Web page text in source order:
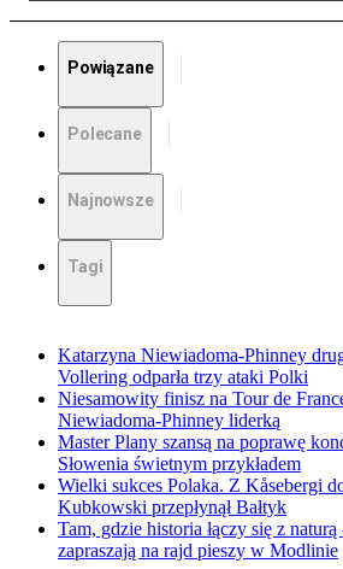
Powiązane
Polecane
Najnowsze
Tagi
Katarzyna Niewiadoma-Phinney
Vollering odparła trzy ataki Polki
Niesamowity finisz na Tour de
Niewiadoma-Phinney liderką
Master Plany szansą na poprawę
Słowenia świetnym przykładem
Wielki sukces Polaka. Z Kåsebergi
Kubkowski przepłynął Bałtyk
Tam, gdzie historia łączy się z
zapraszają na rajd pieszy w Modlinie